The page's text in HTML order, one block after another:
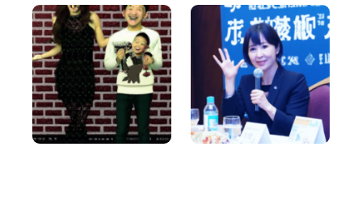
Google Ad Titles
پرو
Creating ads with unique and appealing titles that
entice people to click on your ad and purchase
from your site.